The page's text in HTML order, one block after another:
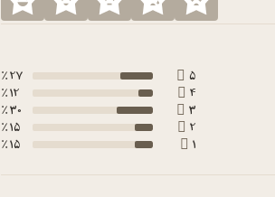
5
27 ٪
4
12 ٪
3
30 ٪
2
15 ٪
1
15 ٪